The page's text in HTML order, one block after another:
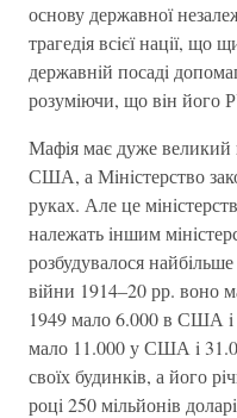
основу державної
трагедiя всiєї нацiї, що
державнiй посадi
розумiючи, що вiн його
Мафiя має дуже великий
США, а Мiнiстерство
руках. Але це
належать iншим
розбудувалося
вiйни 1914–20 рр. воно
1949 мало 6.000 в США i
мало 11.000 у США i
своїх будинкiв, а його
роцi 250 мiльйонiв